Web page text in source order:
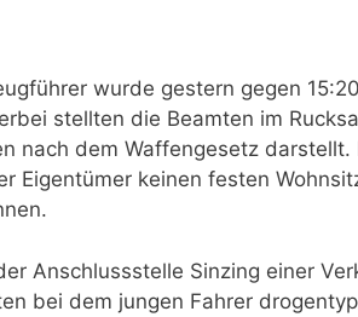
wurde gestern gegen
stellten die Beamten im
nach dem Waffengesetz darstellt.
Eigentümer keinen festen
Anschlussstelle Sinzing einer
bei dem jungen Fahrer